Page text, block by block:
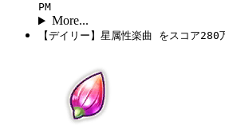
PM
More...
【デイリー】星属性楽曲 をスコア280